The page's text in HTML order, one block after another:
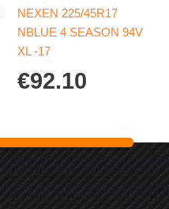
NEXEN 225/45R17
NBLUE 4 SEASON 94V
XL -17
€92.10